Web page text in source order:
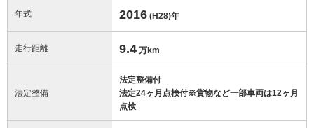
年式 2016 (H28)年
走行距離 9.4 万km
法定整備
法定整備付
法定24ヶ月点検付※貨物など一部車両は12ヶ月
点検